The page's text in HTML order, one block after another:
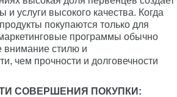
и услуги высокого качества. Когда
покупаются только для
программы обычно
внимание стилю и
чем прочности и долговечности
СОВЕРШЕНИЯ ПОКУПКИ: